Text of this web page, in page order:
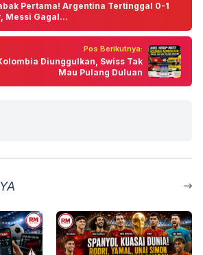
Pertama! Argentina Tertinggal 0-1
Messi Gagal...
Pos Berikutnya:
Diunggulkan, Swiss Tak
Mau Pulang Duluan